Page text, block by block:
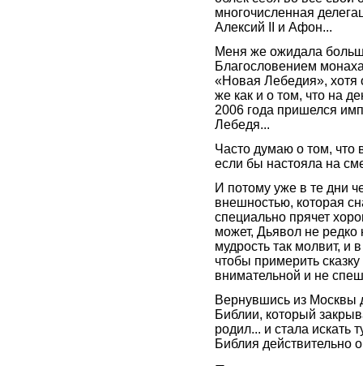
многочисленная
Алексий II и Афон...
Меня же ожидала
Благословением
«Новая Лебедия», хотя
же как и о том, что на
2006 года пришелся
Лебедя...
Часто думаю о том, что
если бы настояла на
И потому уже в те дни
внешностью, которая
специально прячет
может, Дьявол не
мудрость так молвит, и
чтобы примерить
внимательной и не
Вернувшись из Москвы
Библии, который
родил... и стала искать
Библия действительно